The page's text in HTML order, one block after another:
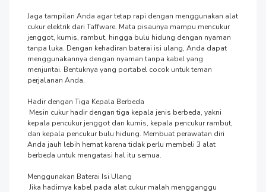
Jaga tampilan Anda agar tetap rapi dengan menggunakan alat
cukur elektrik dari Taffware. Mata pisaunya mampu mencukur
jenggot, kumis, rambut, hingga bulu hidung dengan nyaman
tanpa luka. Dengan kehadiran baterai isi ulang, Anda dapat
menggunakannya dengan nyaman tanpa kabel yang
menjuntai. Bentuknya yang portabel cocok untuk teman
perjalanan Anda.
Hadir dengan Tiga Kepala Berbeda
kepala pencukur jenggot dan kumis, kepala pencukur rambut,
dan kepala pencukur bulu hidung. Membuat perawatan diri
Anda jauh lebih hemat karena tidak perlu membeli 3 alat
berbeda untuk mengatasi hal itu semua.
Menggunakan Baterai Isi Ulang